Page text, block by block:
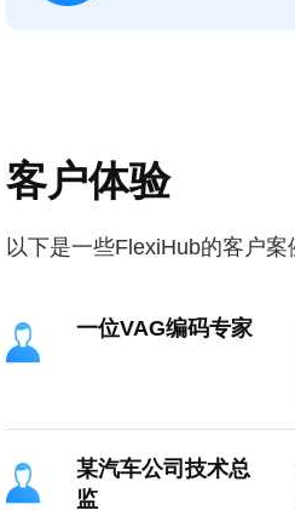
客户体验
以下是一些FlexiHub的客户案
一位VAG编码专家
某汽车公司技术总
监